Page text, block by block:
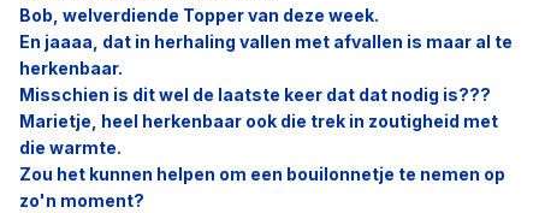
Bob, welverdiende Topper van deze week.
En jaaaa, dat in herhaling vallen met afvallen is maar al te
herkenbaar.
Misschien is dit wel de laatste keer dat dat nodig is???
Marietje, heel herkenbaar ook die trek in zoutigheid met
die warmte.
Zou het kunnen helpen om een bouilonnetje te nemen op
zo'n moment?